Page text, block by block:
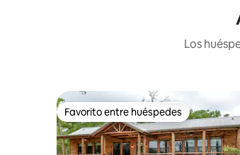
Los
Favorito entre huéspedes
Favorito entre huéspedes